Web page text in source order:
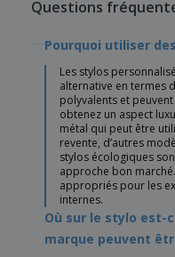
Questions
Pourquoi utiliser
Les stylos
alternative en termes
polyvalents et
obtenez un aspect
métal qui peut être
revente, d’autres
stylos écologiques
approche bon
appropriés pour les
internes.
Où sur le stylo est-
marque peuvent